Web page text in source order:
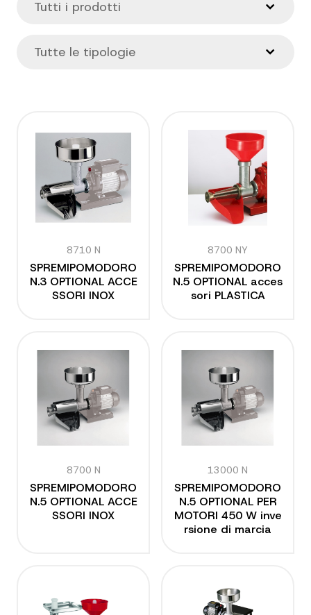
8710 N
SPREMIPOMODORO
N.3 OPTIONAL ACCE
SSORI INOX
8700 NY
SPREMIPOMODORO
N.5 OPTIONAL acces
sori PLASTICA
8700 N
SPREMIPOMODORO
N.5 OPTIONAL ACCE
SSORI INOX
13000 N
SPREMIPOMODORO
N.5 OPTIONAL PER
MOTORI 450 W inve
rsione di marcia